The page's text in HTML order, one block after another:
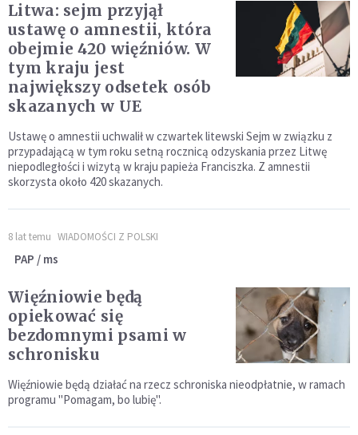
Litwa: sejm przyjął
ustawę o amnestii, która
obejmie 420 więźniów. W
tym kraju jest
największy odsetek osób
skazanych w UE
Ustawę o amnestii uchwalił w czwartek litewski Sejm w związku z
przypadającą w tym roku setną rocznicą odzyskania przez Litwę
niepodległości i wizytą w kraju papieża Franciszka. Z amnestii
skorzysta około 420 skazanych.
8 lat temu WIADOMOŚCI Z POLSKI
PAP / ms
Więźniowie będą
opiekować się
bezdomnymi psami w
schronisku
Więźniowie będą działać na rzecz schroniska nieodpłatnie, w ramach
programu "Pomagam, bo lubię".